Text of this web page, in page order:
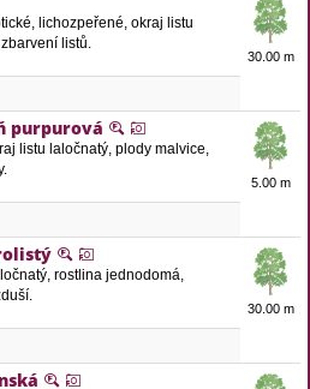
lichozpeřené, okraj listu
listů.
30.00 m
purpurová
listu laločnatý, plody malvice,
5.00 m
rostlina jednodomá,
30.00 m